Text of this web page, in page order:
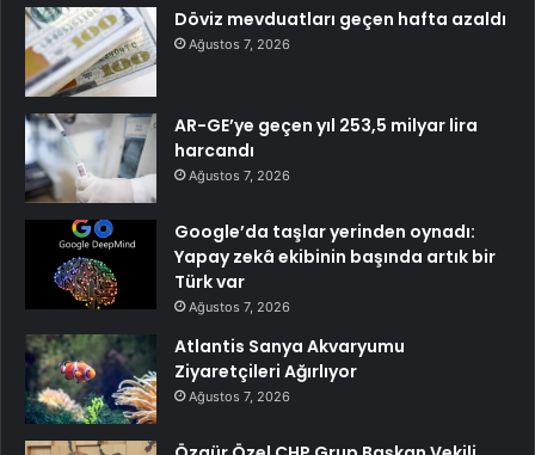
Döviz mevduatları geçen hafta azaldı
Ağustos 7, 2026
AR-GE’ye geçen yıl 253,5 milyar lira
harcandı
Ağustos 7, 2026
Google’da taşlar yerinden oynadı:
Yapay zekâ ekibinin başında artık bir
Türk var
Ağustos 7, 2026
Atlantis Sanya Akvaryumu
Ziyaretçileri Ağırlıyor
Ağustos 7, 2026